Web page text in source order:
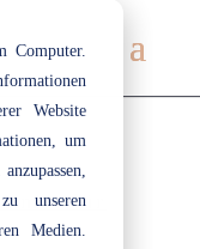
Computer.
Website
um
unseren
Medien.
für